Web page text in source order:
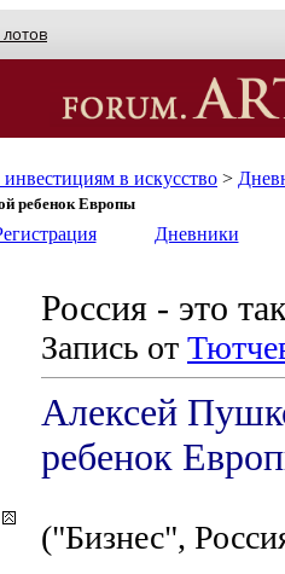
в искусство >
ребенок Европы
Дневники
Россия - это
Запись от
Алексей
ребенок
("Бизнес",